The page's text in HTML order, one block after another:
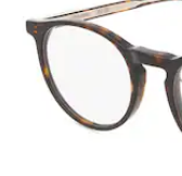
Bewertungen